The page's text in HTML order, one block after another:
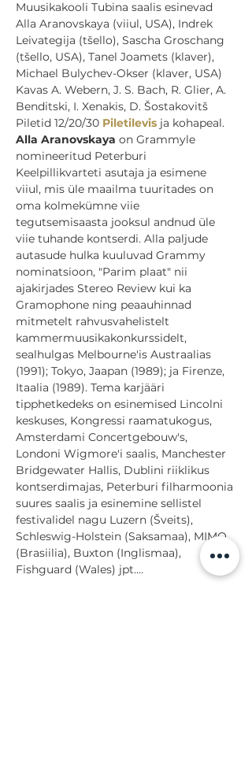
Muusikakooli Tubina saalis esinevad
Alla Aranovskaya (viiul, USA), Indrek
Leivategija (tšello), Sascha Groschang
(tšello, USA), Tanel Joamets (klaver),
Michael Bulychev-Okser (klaver, USA)
Kavas A. Webern, J. S. Bach, R. Glier, A.
Benditski, I. Xenakis, D. Šostakovitš
Piletid 12/20/30 Piletilevis ja kohapeal.
Alla Aranovskaya on Grammyle
nomineeritud Peterburi
Keelpillikvarteti asutaja ja esimene
viiul, mis üle maailma tuuritades on
oma kolmekümne viie
tegutsemisaasta jooksul andnud üle
viie tuhande kontserdi. Alla paljude
autasude hulka kuuluvad Grammy
nominatsioon, "Parim plaat" nii
ajakirjades Stereo Review kui ka
Gramophone ning peaauhinnad
mitmetelt rahvusvahelistelt
kammermuusikakonkurssidelt,
sealhulgas Melbourne'is Austraalias
(1991); Tokyo, Jaapan (1989); ja Firenze,
Itaalia (1989). Tema karjääri
tipphetkedeks on esinemised Lincolni
keskuses, Kongressi raamatukogus,
Amsterdami Concertgebouw's,
Londoni Wigmore'i saalis, Manchester
Bridgewater Hallis, Dublini riiklikus
kontserdimajas, Peterburi filharmoonia
suures saalis ja esinemine sellistel
festivalidel nagu Luzern (Šveits),
Schleswig-Holstein (Saksamaa), MIMO
(Brasiilia), Buxton (Inglismaa),
Fishguard (Wales) jpt.…